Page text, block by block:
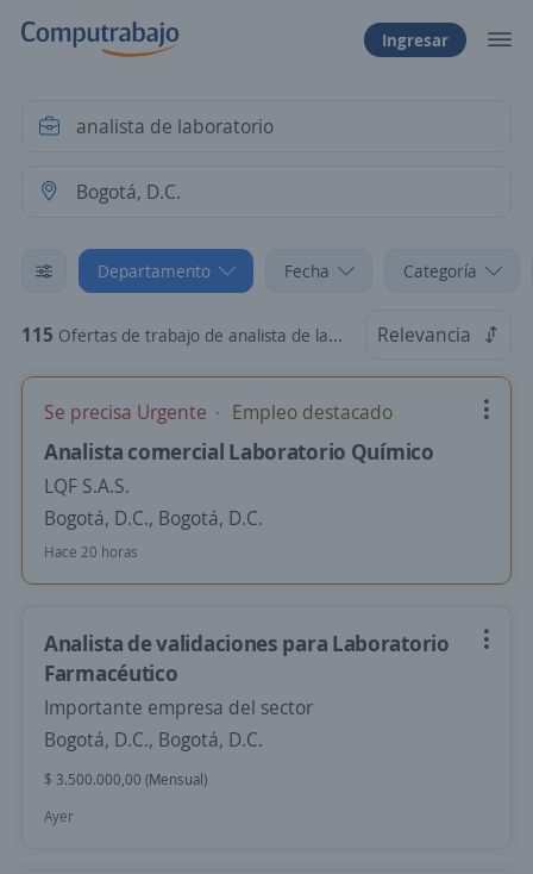
Ingresar
Departamento Fecha Categoría
115 Ofertas de trabajo de analista de laboratorio en Bogotá, D.C., Bogotá, D.C. Relevancia
Se precisa Urgente Empleo destacado
Analista comercial Laboratorio Químico
LQF S.A.S.
Bogotá, D.C., Bogotá, D.C.
Hace 20 horas
Analista de validaciones para Laboratorio
Farmacéutico
Importante empresa del sector
Bogotá, D.C., Bogotá, D.C.
$ 3.500.000,00 (Mensual)
Ayer